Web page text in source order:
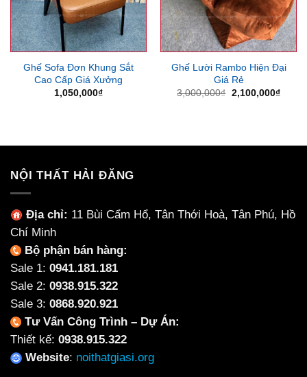
Ghế Sofa Đơn Khung Sắt
Cao Cấp Giá Xưởng
1,050,000₫
Ghế Lười Rambo Hiện Đại
Giá Rẻ
3,000,000₫ Giá
2,100,000₫Giá
NỘI THẤT HẢI ĐĂNG
Địa chỉ: 11 Bùi Cẩm Hổ, Tân Thới Hoà, Tân Phú, Hồ
Chí Minh
Bộ phận bán hàng:
Sale 1: 0941.181.181
Sale 2: 0938.915.322
Sale 3: 0868.920.921
Tư Vấn Công Trình – Dự Án:
Thiết kế: 0938.915.322
Website: noithatgiasi.org